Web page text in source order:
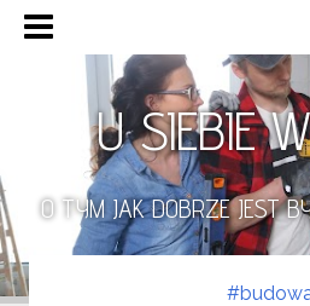
U SIEBIE
O TYM JAK DOBRZE JEST